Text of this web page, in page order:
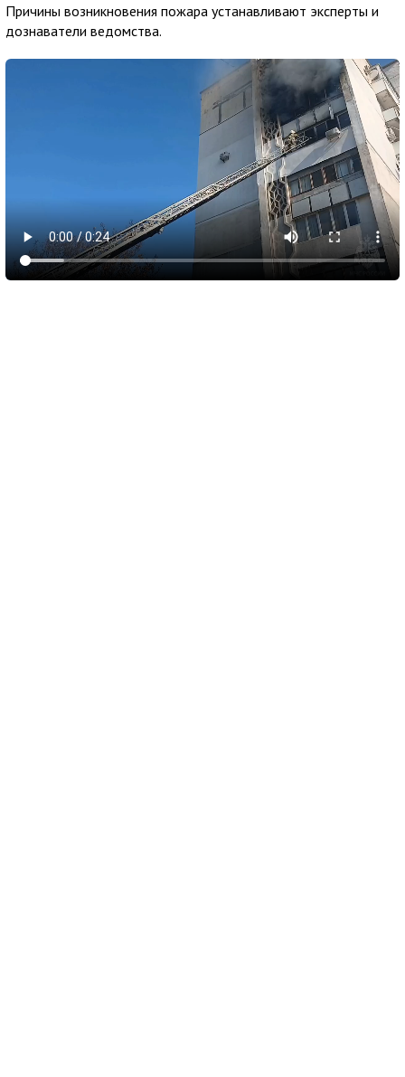
Причины возникновения пожара устанавливают эксперты и
дознаватели ведомства.